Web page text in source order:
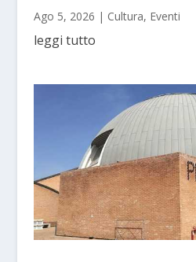
Ago 5, 2026 | Cultura, Eventi
leggi tutto